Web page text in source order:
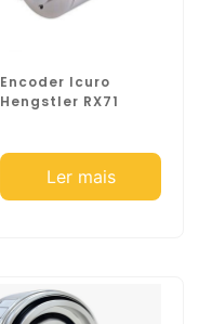
Encoder Icuro
Hengstler RX71
Ler mais